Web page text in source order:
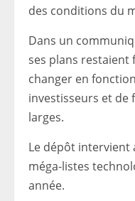
des conditions du
Dans un
ses plans
changer en
investisseurs et de
larges.
Le dépôt intervient
méga-listes
année.